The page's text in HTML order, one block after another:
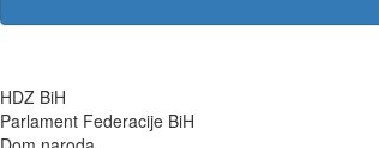
HDZ BiH
Parlament Federacije BiH